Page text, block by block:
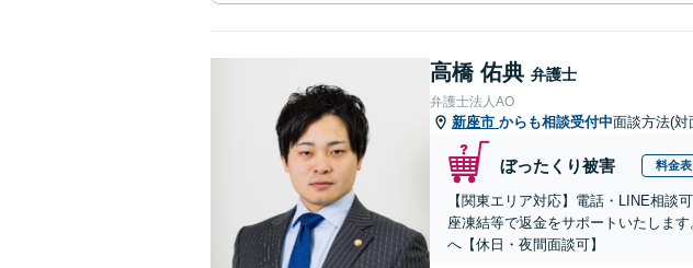
高橋 佑典 弁護士
弁護士法人AO
新座市 からも相談受付中面談方法(対
ぼったくり被害 料金
【関東エリア対応】電話・LINE相談
座凍結等で返金をサポートいたしま
へ【休日・夜間面談可】